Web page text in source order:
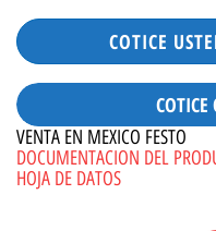
COTICE
COTICE
VENTA EN MEXICO FESTO
DOCUMENTACION DEL
HOJA DE DATOS